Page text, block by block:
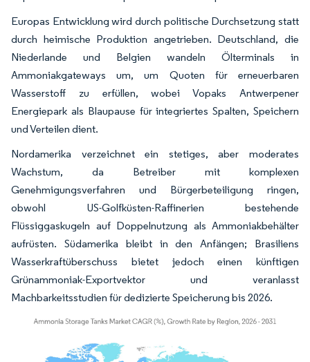
Europas Entwicklung wird durch politische Durchsetzung statt
durch heimische Produktion angetrieben. Deutschland, die
Niederlande und Belgien wandeln Ölterminals in
Ammoniakgateways um, um Quoten für erneuerbaren
Wasserstoff zu erfüllen, wobei Vopaks Antwerpener
Energiepark als Blaupause für integriertes Spalten, Speichern
und Verteilen dient.
Nordamerika verzeichnet ein stetiges, aber moderates
Wachstum, da Betreiber mit komplexen
Genehmigungsverfahren und Bürgerbeteiligung ringen,
obwohl US-Golfküsten-Raffinerien bestehende
Flüssiggaskugeln auf Doppelnutzung als Ammoniakbehälter
aufrüsten. Südamerika bleibt in den Anfängen; Brasiliens
Wasserkraftüberschuss bietet jedoch einen künftigen
Grünammoniak-Exportvektor und veranlasst
Machbarkeitsstudien für dedizierte Speicherung bis 2026.